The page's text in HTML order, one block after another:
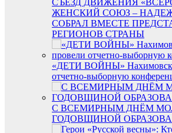
ЖЕНСКИЙ СОЮЗ –
СОБРАЛ ВМЕСТЕ
РЕГИОНОВ СТРАНЫ
«ДЕТИ ВОЙНЫ»
отчетно-выборную
С ВСЕМИРНЫМ ДНЁМ
ГОДОВЩИНОЙ